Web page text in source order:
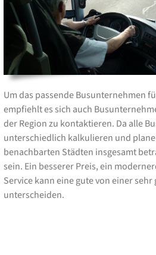
Um das passende Busunternehmen
empfiehlt es sich auch
der Region zu kontaktieren. Da alle
unterschiedlich kalkulieren und
benachbarten Städten insgesamt
sein. Ein besserer Preis, ein
Service kann eine gute von einer
unterscheiden.